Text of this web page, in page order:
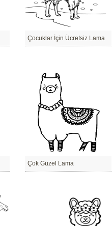
Çocuklar İçin Ücretsiz Lama
Çok Güzel Lama